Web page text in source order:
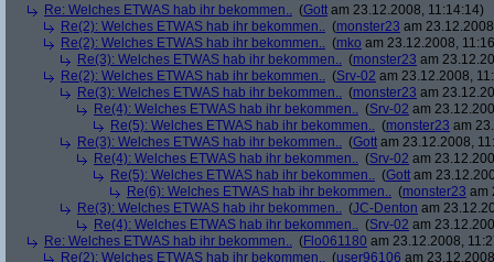
Re: Welches ETWAS hab ihr bekommen.. (Gott am 23.12.2008, 11:14:14)
Re(2): Welches ETWAS hab ihr bekommen.. (monster23 am
Re(2): Welches ETWAS hab ihr bekommen.. (mko am 23.12.2008,
Re(3): Welches ETWAS hab ihr bekommen.. (monster23 am
Re(2): Welches ETWAS hab ihr bekommen.. (Srv-02 am 23.12.2008,
Re(3): Welches ETWAS hab ihr bekommen.. (monster23 am
Re(4): Welches ETWAS hab ihr bekommen.. (Srv-02 am
Re(5): Welches ETWAS hab ihr bekommen.. (monster23 am
Re(3): Welches ETWAS hab ihr bekommen.. (Gott am 23.12.2008,
Re(4): Welches ETWAS hab ihr bekommen.. (Srv-02 am
Re(5): Welches ETWAS hab ihr bekommen.. (Gott am
Re(6): Welches ETWAS hab ihr bekommen.. (monster23 am
Re(3): Welches ETWAS hab ihr bekommen.. (JC-Denton am
Re(4): Welches ETWAS hab ihr bekommen.. (Srv-02 am
Re: Welches ETWAS hab ihr bekommen.. (Flo061180 am 23.12.2008,
Re(2): Welches ETWAS hab ihr bekommen.. (user96106 am